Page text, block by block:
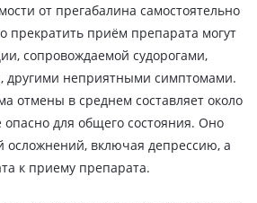
от прегабалина самостоятельно
прекратить приём препарата могут
сопровождаемой судорогами,
другими неприятными симптомами.
отмены в среднем составляет около
для общего состояния. Оно
осложнений, включая депрессию, а
к приему препарата.